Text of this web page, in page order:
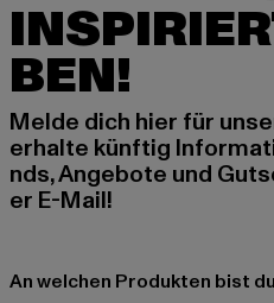
BEN!
Melde dich hier für
erhalte künftig
nds, Angebote und
er E-Mail!
An welchen Produkten bist